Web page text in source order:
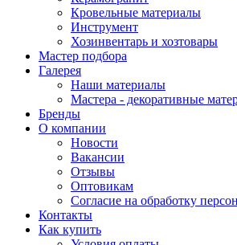
Кровельные материалы
Инструмент
Хозинвентарь и хозтовары
Мастер подбора
Галерея
Наши материалы
Мастера - декоративные
Бренды
О компании
Новости
Вакансии
Отзывы
Оптовикам
Cогласие на обработку
Контакты
Как купить